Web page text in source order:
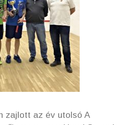
zajlott az év utolsó A